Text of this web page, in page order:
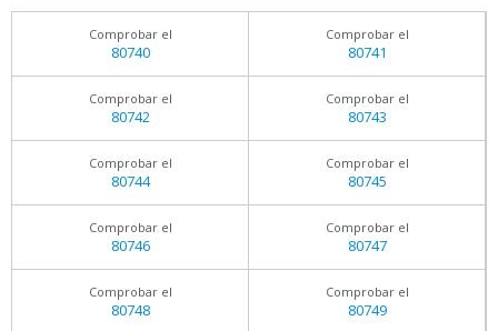
Comprobar el
80740
Comprobar el
80741
Comprobar el
80742
Comprobar el
80743
Comprobar el
80744
Comprobar el
80745
Comprobar el
80746
Comprobar el
80747
Comprobar el
80748
Comprobar el
80749